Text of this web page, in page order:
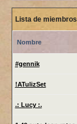
Lista de miembros
Nombre
#gennik
!ATulizSet
.: Lucy :.